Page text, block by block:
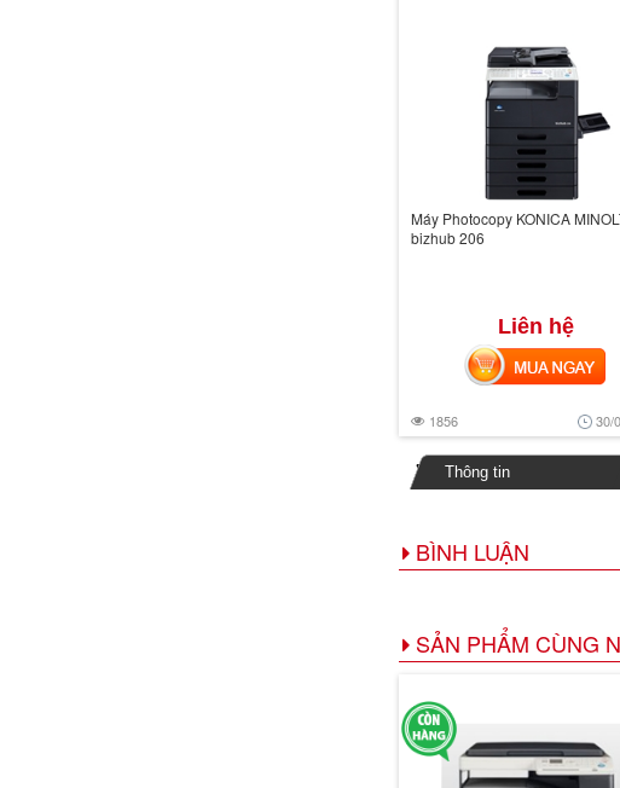
Máy Photocopy KONICA
bizhub 206
Liên hệ
1856 30/
MUA NGAY
Thông tin
BÌNH LUẬN
SẢN PHẨM CÙNG